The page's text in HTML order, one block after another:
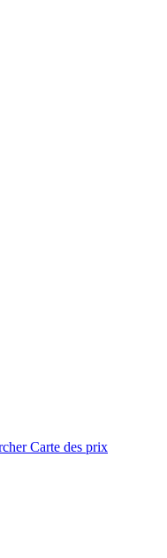
Carte des prix